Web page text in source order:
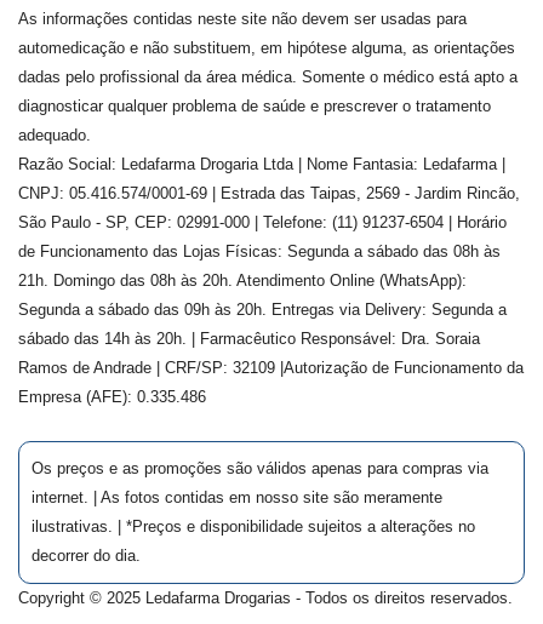
As informações contidas neste site não devem ser usadas para
automedicação e não substituem, em hipótese alguma, as orientações
dadas pelo profissional da área médica. Somente o médico está apto a
diagnosticar qualquer problema de saúde e prescrever o tratamento
adequado.
Razão Social: Ledafarma Drogaria Ltda | Nome Fantasia: Ledafarma |
CNPJ: 05.416.574/0001-69 | Estrada das Taipas, 2569 - Jardim Rincão,
São Paulo - SP, CEP: 02991-000 | Telefone: (11) 91237-6504 | Horário
de Funcionamento das Lojas Físicas: Segunda a sábado das 08h às
21h. Domingo das 08h às 20h. Atendimento Online (WhatsApp):
Segunda a sábado das 09h às 20h. Entregas via Delivery: Segunda a
sábado das 14h às 20h. | Farmacêutico Responsável: Dra. Soraia
Ramos de Andrade
| CRF/SP: 32109 |Autorização de Funcionamento da
Empresa (AFE): 0.335.486
Os preços e as promoções são válidos apenas para compras via
internet. | As fotos contidas em nosso site são meramente
ilustrativas. | *Preços e disponibilidade sujeitos a alterações no
decorrer do dia.
Copyright © 2025 Ledafarma Drogarias - Todos os direitos reservados.